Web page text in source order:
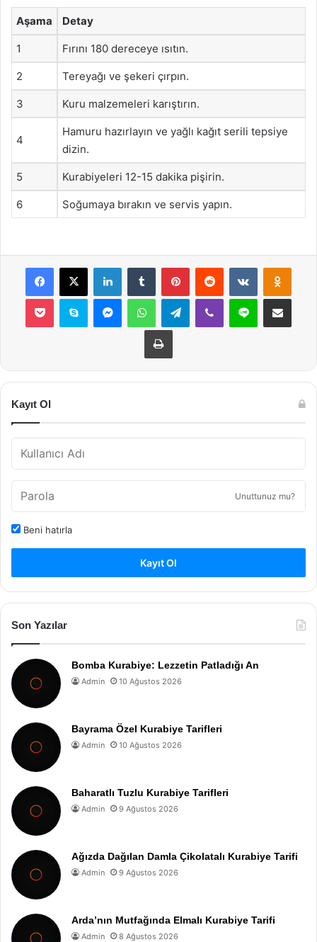
Aşama Detay
1 Fırını 180 dereceye ısıtın.
2 Tereyağı ve şekeri çırpın.
3 Kuru malzemeleri karıştırın.
4
Hamuru hazırlayın ve yağlı kağıt serili tepsiye
dizin.
5 Kurabiyeleri 12-15 dakika pişirin.
6 Soğumaya bırakın ve servis yapın.
Facebook
X LinkedInTumblr PinterestReddit VKontakte
Pocket Skype MessengerWhatsAppTelegramViber Line E-Posta ile
Yazdır
Kayıt Ol
Unuttunuz mu?
Beni hatırla
Kayıt Ol
Son Yazılar
Bomba Kurabiye: Lezzetin Patladığı An
Admin 10 Ağustos 2026
Bayrama Özel Kurabiye Tarifleri
Admin 10 Ağustos 2026
Baharatlı Tuzlu Kurabiye Tarifleri
Admin 9 Ağustos 2026
Ağızda Dağılan Damla Çikolatalı Kurabiye Tarifi
Admin 9 Ağustos 2026
Arda’nın Mutfağında Elmalı Kurabiye Tarifi
Admin 8 Ağustos 2026